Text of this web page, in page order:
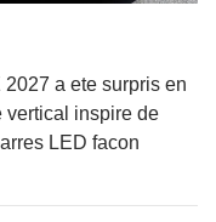
a ete surpris en
vertical inspire de
LED facon